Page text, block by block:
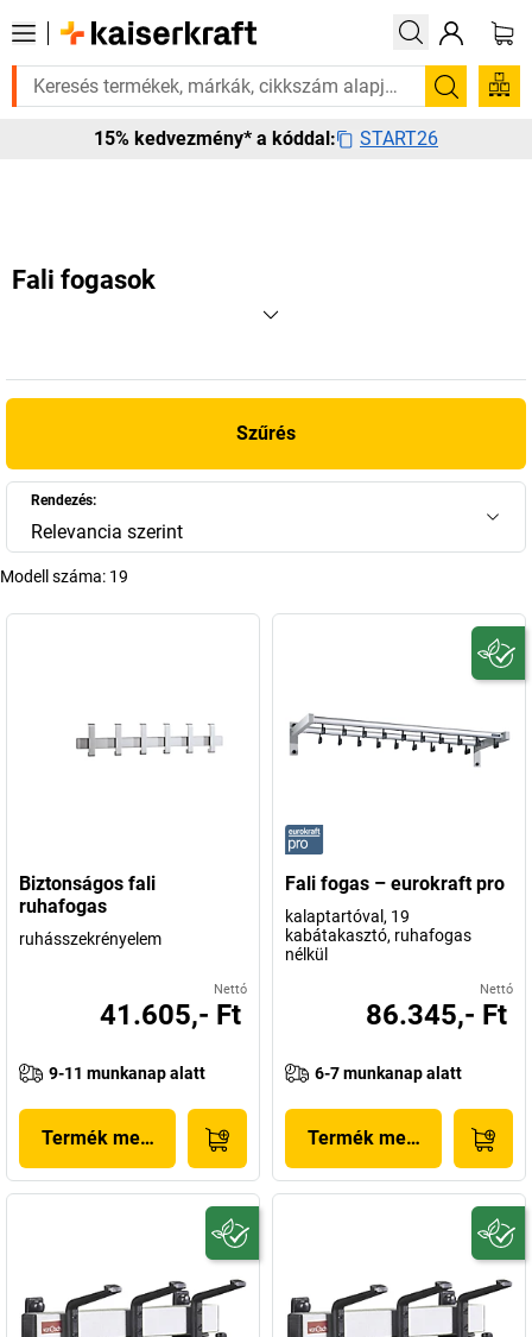
van rá? Válogatott bestseller termékeinket 3–4 munkanapon
Keresés
15% kedvezmény* a kóddal: START26
Fali fogasok
Szűrés
Rendezés:
Relevancia szerint
Modell száma: 19
Biztonságos fali
ruhafogas
ruhásszekrényelem
Nettó
41.605,- Ft
9-11 munkanap alatt
Termék megjelenítése
Fali fogas – eurokraft pro
kalaptartóval, 19
kabátakasztó, ruhafogas
nélkül
Nettó
86.345,- Ft
6-7 munkanap alatt
Termék megjelenítése